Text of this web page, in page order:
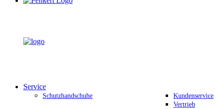
Service
Schutzhandschuhe
Kundenservice
Vertrieb